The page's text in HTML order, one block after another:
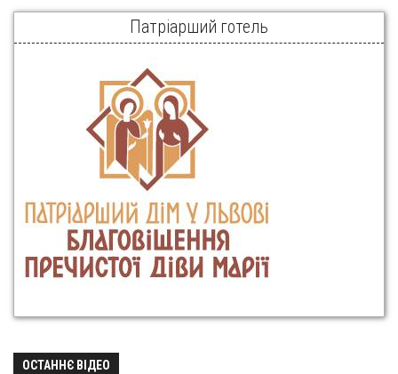
Патріарший готель
ОСТАННЄ ВІДЕО